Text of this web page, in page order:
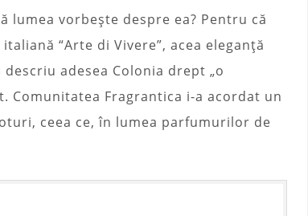
lumea vorbește despre ea? Pentru că
“Arte di Vivere”, acea eleganță
adesea Colonia drept „o
Comunitatea Fragrantica i-a acordat un
ceea ce, în lumea parfumurilor de